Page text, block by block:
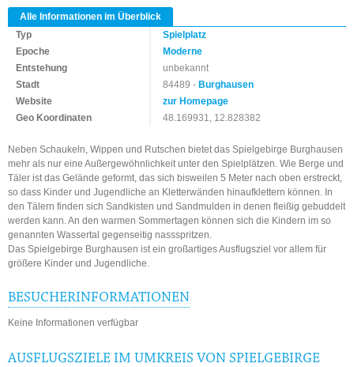
Alle Informationen im Überblick
Typ
Spielplatz
Epoche
Moderne
Entstehung
unbekannt
Stadt
84489 - Burghausen
Website
zur Homepage
Geo Koordinaten
48.169931, 12.828382
Neben Schaukeln, Wippen und Rutschen bietet das Spielgebirge Burghausen
mehr als nur eine Außergewöhnlichkeit unter den Spielplätzen. Wie Berge und
Täler ist das Gelände geformt, das sich bisweilen 5 Meter nach oben erstreckt,
so dass Kinder und Jugendliche an Kletterwänden hinaufklettern können. In
den Tälern finden sich Sandkisten und Sandmulden in denen fleißig gebuddelt
werden kann. An den warmen Sommertagen können sich die Kindern im so
genannten Wassertal gegenseitig nassspritzen.
Das Spielgebirge Burghausen ist ein großartiges Ausflugsziel vor allem für
größere Kinder und Jugendliche.
BESUCHERINFORMATIONEN
Keine Informationen verfügbar
AUSFLUGSZIELE IM UMKREIS VON SPIELGEBIRGE